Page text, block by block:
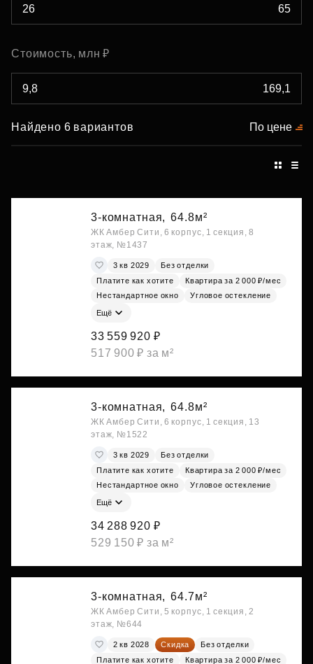
Стоимость, млн ₽
Найдено 6 вариантов По цене
3-комнатная, 64.8м²
ЖК Амбер Сити, 6 корпус, 1 секция, 8
этаж, №1437
3 кв 2029
Без отделки
Платите как хотите
Квартира за 2 000 ₽/мес
Нестандартное окно
Угловое остекление
Ещё
33 559 920 ₽
517 900 ₽ за м²
3-комнатная, 64.8м²
ЖК Амбер Сити, 6 корпус, 1 секция, 13
этаж, №1522
3 кв 2029
Без отделки
Платите как хотите
Квартира за 2 000 ₽/мес
Нестандартное окно
Угловое остекление
Ещё
34 288 920 ₽
529 150 ₽ за м²
3-комнатная, 64.7м²
ЖК Амбер Сити, 5 корпус, 1 секция, 2
этаж, №644
2 кв 2028 Скидка
Без отделки
Платите как хотите
Квартира за 2 000 ₽/мес